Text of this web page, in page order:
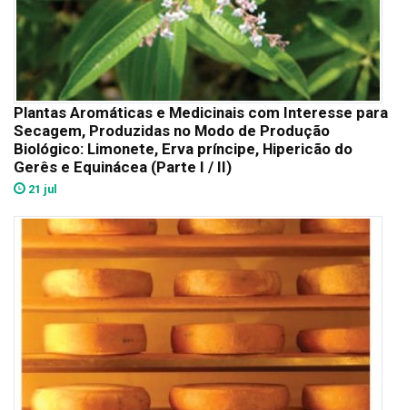
Plantas Aromáticas e Medicinais com Interesse para
Secagem, Produzidas no Modo de Produção
Biológico: Limonete, Erva príncipe, Hipericão do
Gerês e Equinácea (Parte I / II)
21 jul